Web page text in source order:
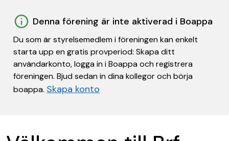
Denna förening är inte aktiverad i Boappa
Du som är styrelsemedlem i föreningen kan enkelt
starta upp en gratis provperiod: Skapa ditt
användarkonto, logga in i Boappa och registrera
föreningen. Bjud sedan in dina kollegor och börja
boappa. Skapa konto